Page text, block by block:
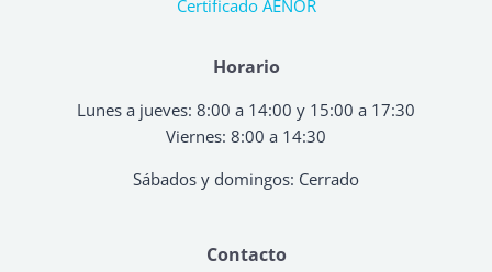
Contacto
Horario
Lunes a jueves: 8:00 a 14:00 y 15:00 a 17:30
Viernes: 8:00 a 14:30
Sábados y domingos: Cerrado
Certificado AENOR